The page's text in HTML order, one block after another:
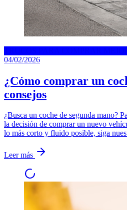
04/02/2026
¿Cómo comprar un
consejos
¿Busca un coche de segunda mano?
la decisión de comprar un nuevo
lo más corto y fluido posible, siga
Leer más